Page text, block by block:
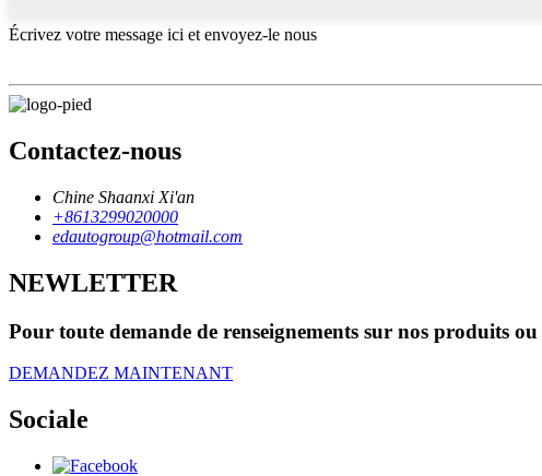
Écrivez votre message ici et envoyez-le nous
Contactez-nous
Chine Shaanxi Xi'an
+8613299020000
edautogroup@hotmail.com
NEWLETTER
Pour toute demande de renseignements sur nos produits
DEMANDEZ MAINTENANT
Sociale